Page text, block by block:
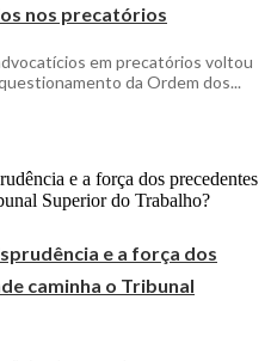
nos precatórios
em precatórios voltou
da Ordem dos...
e a força dos
caminha o Tribunal